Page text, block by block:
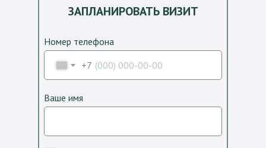
ЗАПЛАНИРОВАТЬ ВИЗИТ
Номер телефона
+7
Ваше имя